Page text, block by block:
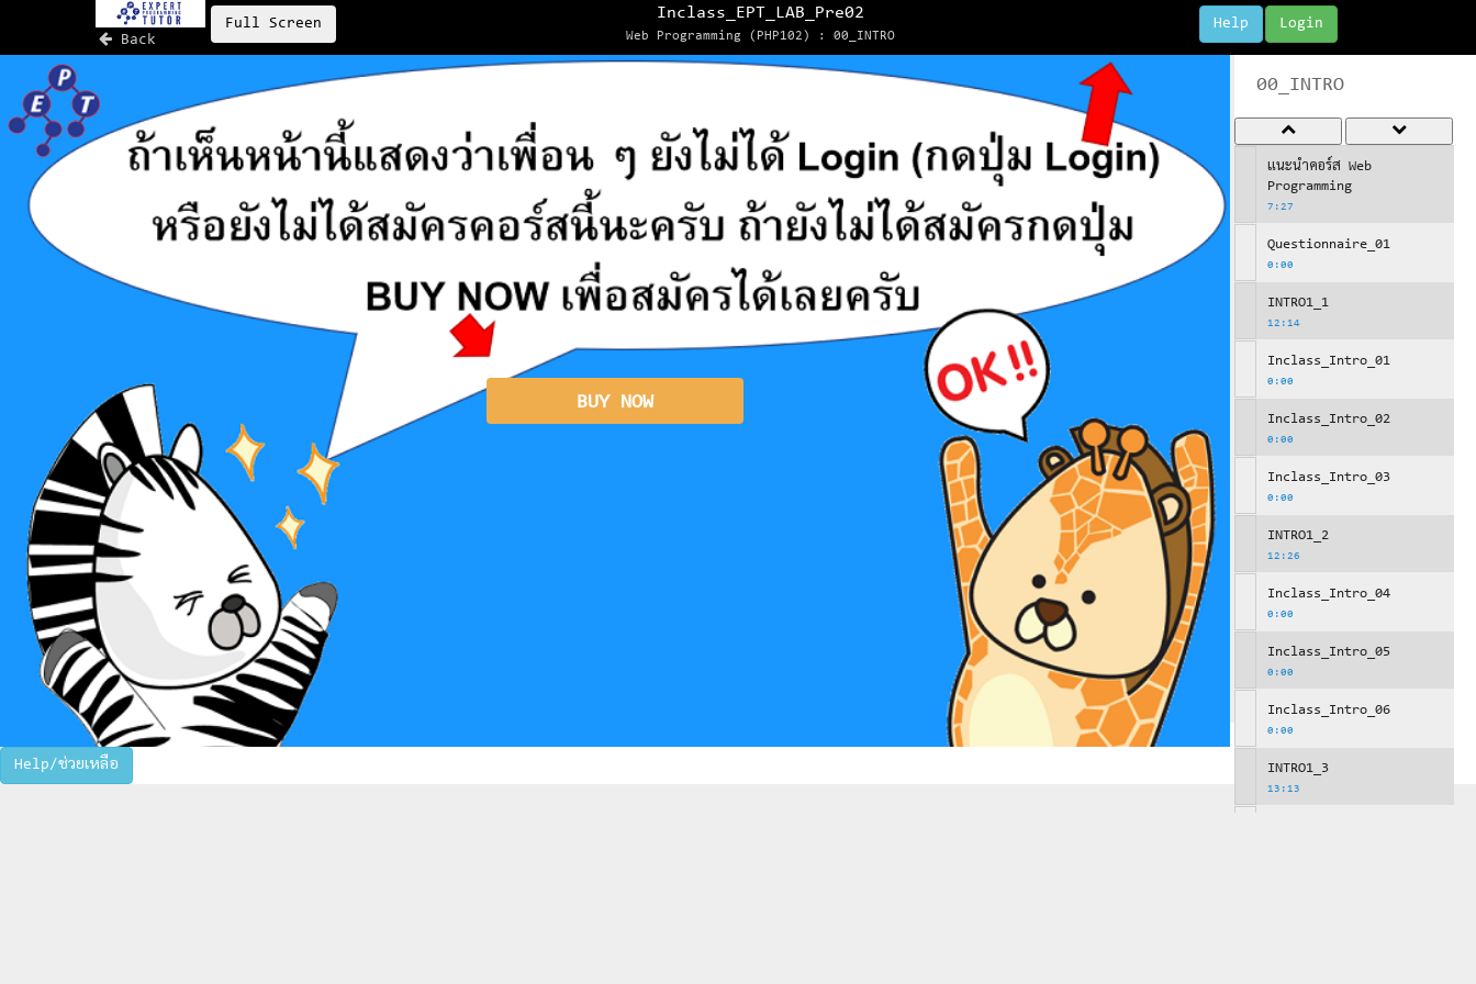
Back
Full Screen Login
Help
Inclass_EPT_LAB_Pre02
Web Programming (PHP102) : 00_INTRO
BUY NOW
Help/ช่วยเหลือ
00_INTRO
แนะนำคอร์ส Web
Programming
7:27
Questionnaire_01
0:00
INTRO1_1
12:14
Inclass_Intro_01
0:00
Inclass_Intro_02
0:00
Inclass_Intro_03
0:00
INTRO1_2
12:26
Inclass_Intro_04
0:00
Inclass_Intro_05
0:00
Inclass_Intro_06
0:00
INTRO1_3
13:13